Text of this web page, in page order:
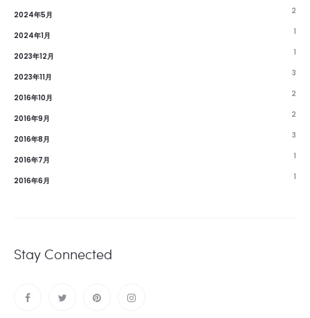
2024年5月 2
2024年1月 1
2023年12月 1
2023年11月 3
2016年10月 2
2016年9月 2
2016年8月 3
2016年7月 1
2016年6月 1
Stay Connected